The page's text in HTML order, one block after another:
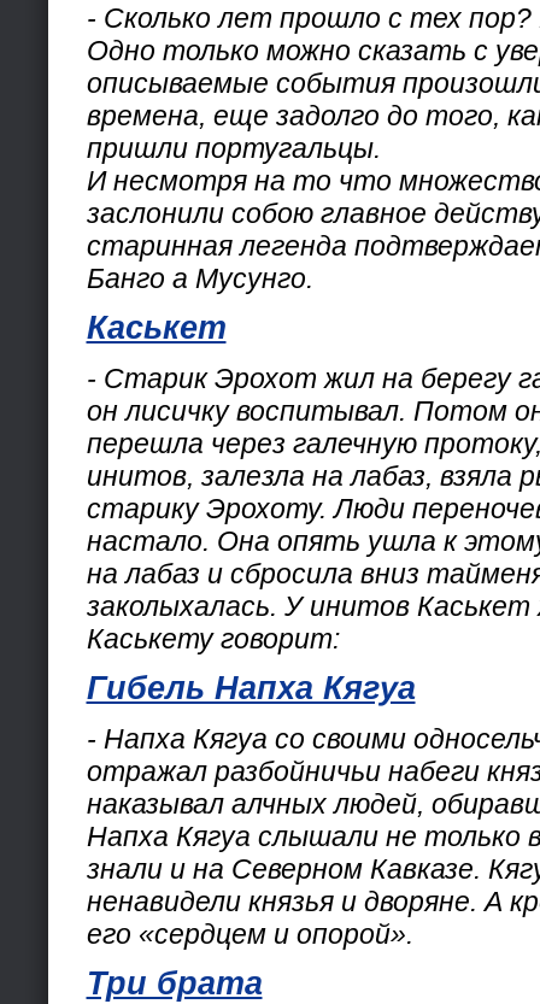
- Сколько лет прошло с тех
Одно только можно сказать с
описываемые события
времена, еще задолго до того,
пришли португальцы.
И несмотря на то что
заслонили собою главное
старинная легенда
Банго а Мусунго.
Каськет
- Старик Эрохот жил на берегу
он лисичку воспитывал. Потом
перешла через галечную
инитов, залезла на лабаз, взяла
старику Эрохоту. Люди
настало. Она опять ушла к
на лабаз и сбросила вниз
заколыхалась. У инитов
Каськету говорит:
Гибель Напха Кягуа
- Напха Кягуа со своими
отражал разбойничьи набеги
наказывал алчных людей,
Напха Кягуа слышали не только
знали и на Северном Кавказе.
ненавидели князья и дворяне. А
его «сердцем и опорой».
Три брата